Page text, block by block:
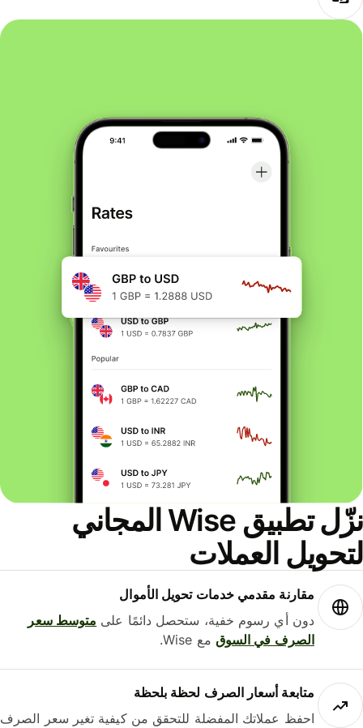
نزّل تطبيق Wise المجاني
العملات
مقارنة مقدمي خدمات تحويل الأموال
دون أي رسوم خفية، ستحصل دائمًا علىمتوسط ​​سعر
الصرف في السوقمع Wise.
متابعة أسعار الصرف لحظة بلحظة
احفظ عملاتك المفضلة للتحقق من كيفية تغير سعر الصرف